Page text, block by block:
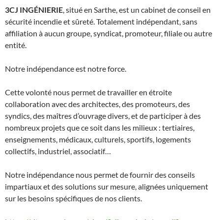
3CJ INGÉNIERIE situé en Sarthe, est un cabinet de conseil en
sécurité incendie et sûreté. Totalement indépendant, sans
affiliation à aucun groupe, syndicat, promoteur, filiale ou autre
entité.
Notre indépendance est notre force.
Cette volonté nous permet de travailler en étroite
collaboration avec des architectes, des promoteurs, des
syndics, des maîtres d’ouvrage divers, et de participer à des
nombreux projets que ce soit dans les milieux : tertiaires,
enseignements, médicaux, culturels, sportifs, logements
collectifs, industriel, associatif…
Notre indépendance nous permet de fournir des conseils
impartiaux et des solutions sur mesure, alignées uniquement
sur les besoins spécifiques de nos clients.